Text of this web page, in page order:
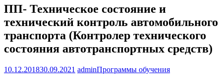
ПП- Техническое состояние и
технический контроль автомобильного
транспорта (Контролер технического
состояния автотранспортных средств)
10.12.201830.09.2021 adminПрограммы обучения